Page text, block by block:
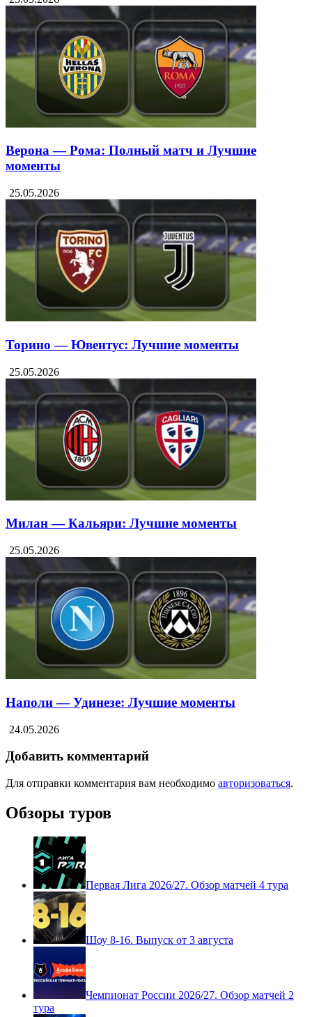
Верона — Рома: Полный матч и Лучшие
моменты
25.05.2026
Торино — Ювентус: Лучшие моменты
25.05.2026
Милан — Кальяри: Лучшие моменты
25.05.2026
Наполи — Удинезе: Лучшие моменты
24.05.2026
Добавить комментарий
Для отправки комментария вам необходимо авторизоваться.
Обзоры туров
Первая Лига 2026/27. Обзор матчей 4 тура
Шоу 8-16. Выпуск от 3 августа
Чемпионат России 2026/27. Обзор матчей 2
тура